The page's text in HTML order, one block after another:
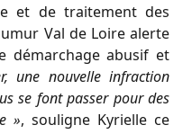
et de traitement des
Val de Loire alerte
démarchage abusif et
une nouvelle infraction
se font passer pour des
», souligne Kyrielle ce